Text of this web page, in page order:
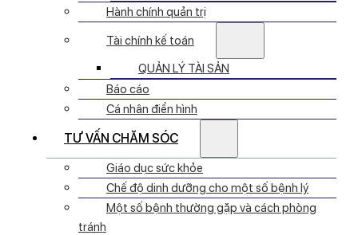
Hành chính quản trị
Tài chính kế toán
QUẢN LÝ TÀI SẢN
Báo cáo
Cá nhân điển hình
TƯ VẤN CHĂM SÓC
Giáo dục sức khỏe
Chế độ dinh dưỡng cho một số bệnh lý
Một số bệnh thường gặp và cách phòng
tránh